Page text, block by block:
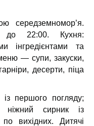
середземномор’я.
до 22:00. Кухня:
інгредієнтами та
— супи, закуски,
десерти, піца
першого погляду;
ніжний сирник із
вихідних. Дитячі